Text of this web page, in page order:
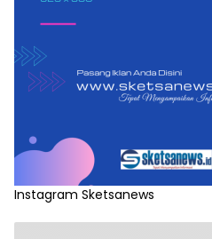
Instagram Sketsanews